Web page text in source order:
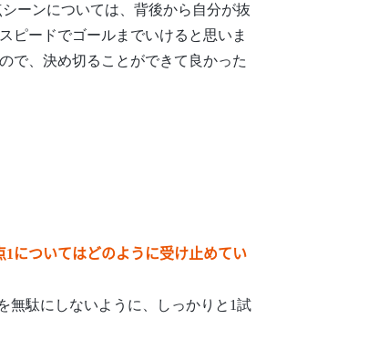
ーンについては、背後から自分が抜
ピードでゴールまでいけると思いま
で、決め切ることができて良かった
についてはどのように受け止めてい
無駄にしないように、しっかりと1試